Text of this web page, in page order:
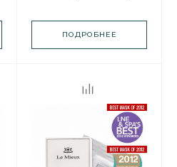
восстановитель
ПОДРОБНЕЕ